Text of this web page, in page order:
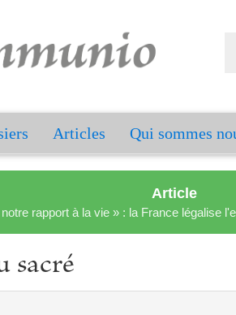
Articles Qui sommes
Article
rapport à la vie » : la France légalise
sacré